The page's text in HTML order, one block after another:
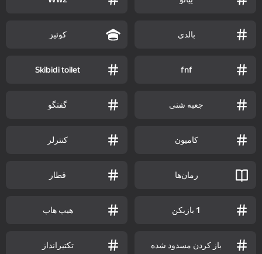
بالدی کوئیز
fnf
Skibidi toilet
جعبه شنی گفتگو
کامیون کنترلر
رمان‌ها قطار
1 بازیکن هیپ هاپ
باز کردن مسدود شده تکتیرانداز